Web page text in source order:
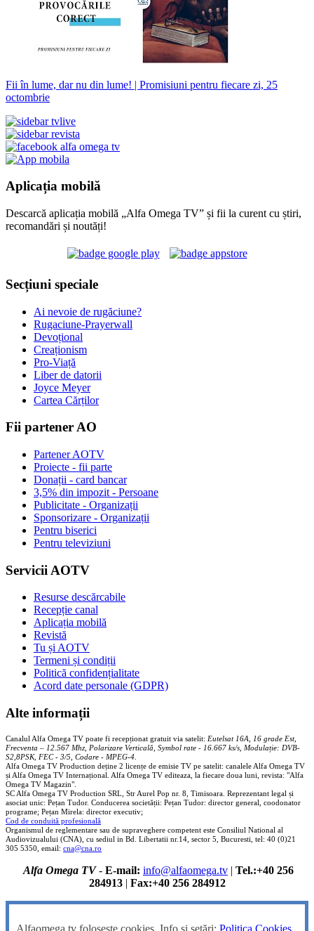
Fii în lume, dar nu din lume! | Promisiuni pentru fiecare zi, 25
octombrie
Aplicația mobilă
Descarcă aplicația mobilă „Alfa Omega TV” și fii la curent cu știri,
recomandări și noutăți!
Secțiuni speciale
Ai nevoie de rugăciune?
Rugaciune-Prayerwall
Devoțional
Creaționism
Pro-Viață
Liber de datorii
Joyce Meyer
Cartea Cărților
Fii partener AO
Partener AOTV
Proiecte - fii parte
Donații - card bancar
3,5% din impozit - Persoane
Publicitate - Organizații
Sponsorizare - Organizații
Pentru biserici
Pentru televiziuni
Servicii AOTV
Resurse descărcabile
Recepție canal
Aplicația mobilă
Revistă
Tu și AOTV
Termeni și condiții
Politică confidențialitate
Acord date personale (GDPR)
Alte informații
Canalul Alfa Omega TV poate fi recepționat gratuit via satelit: Eutelsat 16A, 16 grade Est,
Frecventa – 12.567 Mhz, Polarizare Verticală, Symbol rate - 16.667 ks/s, Modulație: DVB-
S2,8PSK, FEC - 3/5, Codare - MPEG-4
Alfa Omega TV Production deține 2 licențe de emisie TV pe satelit: canalele Alfa Omega TV
și Alfa Omega TV Internațional. Alfa Omega TV editeaza, la fiecare doua luni, revista: "Alfa
Omega TV Magazin".
SC Alfa Omega TV Production SRL, Str Aurel Pop nr. 8, Timisoara. Reprezentant legal și
asociat unic: Pețan Tudor. Conducerea societății: Pețan Tudor: director general, coodonator
programe; Pețan Mirela: director executiv;
Cod de conduită profesională
Organismul de reglementare sau de supraveghere competent este Consiliul National al
Audiovizualului (CNA), cu sediul in Bd. Libertatii nr.14, sector 5, Bucuresti, tel: 40 (0)21
305 5350, email: cna@cna.ro
Alfa Omega TV- E-mail: info@alfaomega.tv | Tel.:+40 256
284913| Fax:+40 256 284912
Alfaomega.tv folosește cookies. Info și setări: Politica Cookies